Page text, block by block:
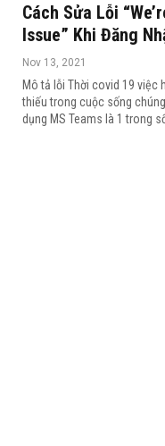
Cách Sửa Lỗi
Issue” Khi Đăng
Nov 13, 2021
Mô tả lỗi Thời covid 19 việc
thiếu trong cuộc sống
dụng MS Teams là 1 trong